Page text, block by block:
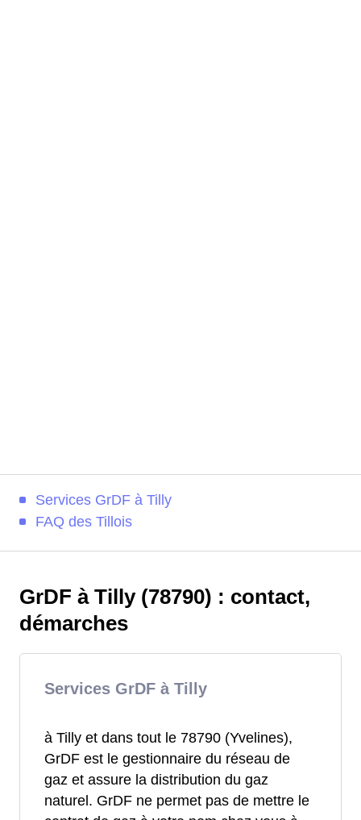
Services GrDF à Tilly
FAQ des Tillois
GrDF à Tilly (78790) : contact,
démarches
Services GrDF à Tilly
à Tilly et dans tout le 78790 (Yvelines),
GrDF est le gestionnaire du réseau de
gaz et assure la distribution du gaz
naturel. GrDF ne permet pas de mettre le